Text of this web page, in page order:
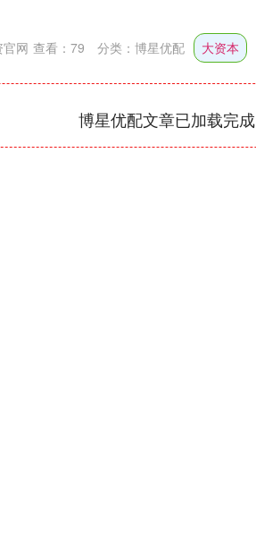
网 查看： 79 分类： 博星优配 大资本
博星优配文章已加载完成